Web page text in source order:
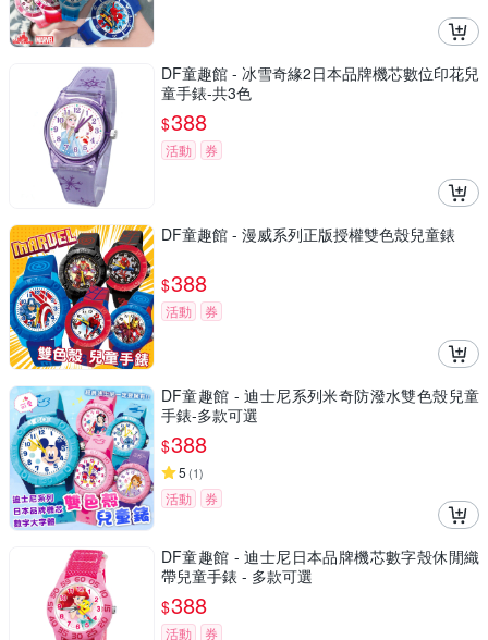
DF童趣館 - 冰雪奇緣2日本品牌機芯數位印花兒
童手錶-共3色
$388
活動 券
DF童趣館 - 漫威系列正版授權雙色殼兒童錶
$388
活動 券
DF童趣館 - 迪士尼系列米奇防潑水雙色殼兒童
手錶-多款可選
$388
5 (1)
活動 券
DF童趣館 - 迪士尼日本品牌機芯數字殼休閒織
帶兒童手錶 - 多款可選
$388
活動 券